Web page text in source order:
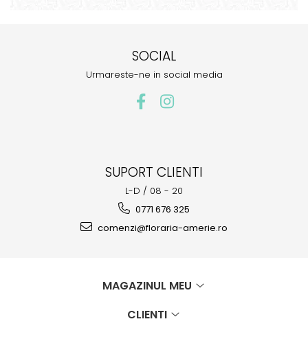
SOCIAL
Urmareste-ne in social media
SUPORT CLIENTI
L-D / 08 - 20
0771 676 325
comenzi@floraria-amerie.ro
MAGAZINUL MEU
CLIENTI